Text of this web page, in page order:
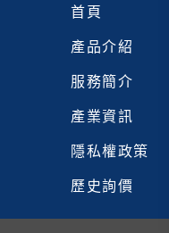
首頁
產品介紹
服務簡介
產業資訊
隱私權政策
歷史詢價